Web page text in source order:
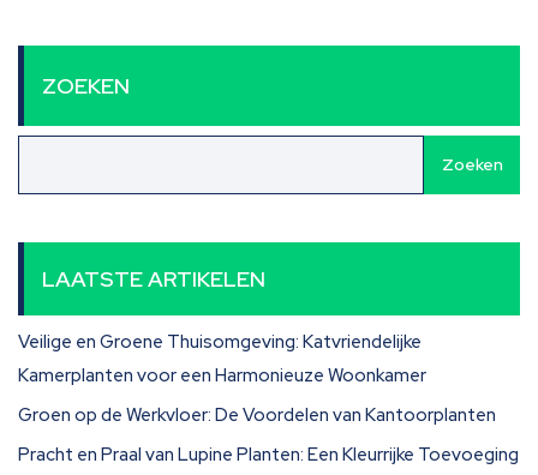
ZOEKEN
Zoeken
LAATSTE ARTIKELEN
Veilige en Groene Thuisomgeving: Katvriendelijke
Kamerplanten voor een Harmonieuze Woonkamer
Groen op de Werkvloer: De Voordelen van Kantoorplanten
Pracht en Praal van Lupine Planten: Een Kleurrijke Toevoeging